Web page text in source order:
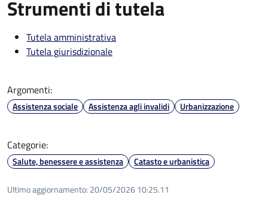
Strumenti di tutela
Tutela amministrativa
Tutela giurisdizionale
Argomenti:
Assistenza sociale Assistenza agli invalidi Urbanizzazione
Categorie:
Salute, benessere e assistenza Catasto e urbanistica
Ultimo aggiornamento: 20/05/2026 10:25.11